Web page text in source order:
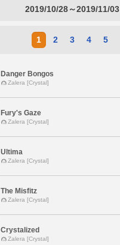
2019/10/28～2019/11/03
1 2 3 4 5
Danger Bongos
Zalera [Crystal]
Fury's Gaze
Zalera [Crystal]
Ultima
Zalera [Crystal]
The Misfitz
Zalera [Crystal]
Crystalized
Zalera [Crystal]